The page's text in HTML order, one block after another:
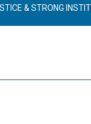
& STRONG